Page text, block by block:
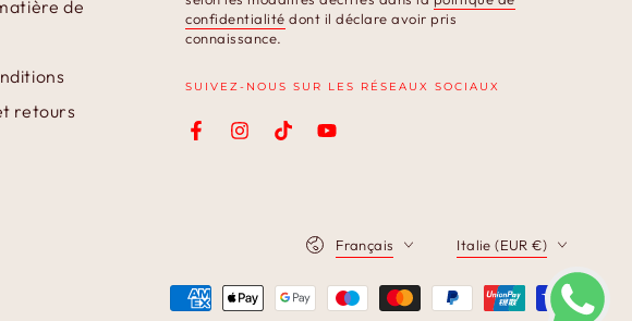
de
retours
confidentialité dont il déclare avoir pris
connaissance.
SUIVEZ-NOUS SUR LES RÉSEAUX SOCIAUX
FacebookInstagramTikTokYouTube
Français Italie (EUR €)